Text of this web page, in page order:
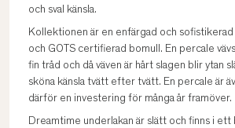
och sval känsla.
Kollektionen är en enfärgad och
och GOTS certifierad bomull. En percale
fin tråd och då väven är hårt slagen blir ytan
sköna känsla tvätt efter tvätt. En percale är
därför en investering för många år framöver.
Dreamtime underlakan är slätt och finns i